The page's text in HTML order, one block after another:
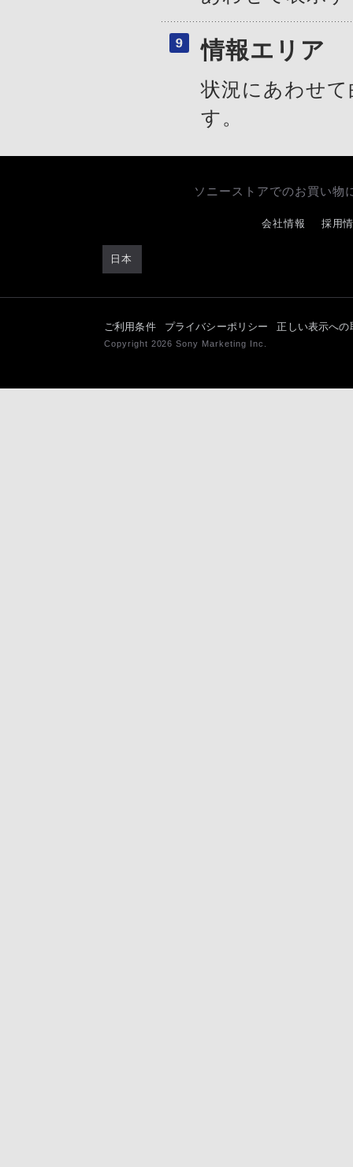
情報エリア
状況にあわせ
す。
ソニーストアでのお買い物
日本
会社情報 採用
ご利用条件 プライバシーポリシー 正しい表示への
Copyright 2026 Sony Marketing Inc.